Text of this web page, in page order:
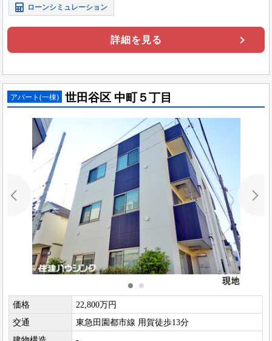
ローンシミュレーション
詳細を見る
アパート(一棟) 世田谷区 中町５丁目
価格
22,800万円
交通
東急田園都市線 用賀徒歩13分